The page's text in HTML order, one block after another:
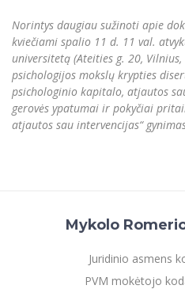
Norintys daugiau sužinoti apie
kviečiami spalio 11 d. 11 val.
universitetą (Ateities g. 20,
psichologijos mokslų krypties
psichologinio kapitalo, atjautos
gerovės ypatumai ir pokyčiai
atjautos sau intervencijas“
Mykolo
Juridinio asmens
PVM mokėtojo